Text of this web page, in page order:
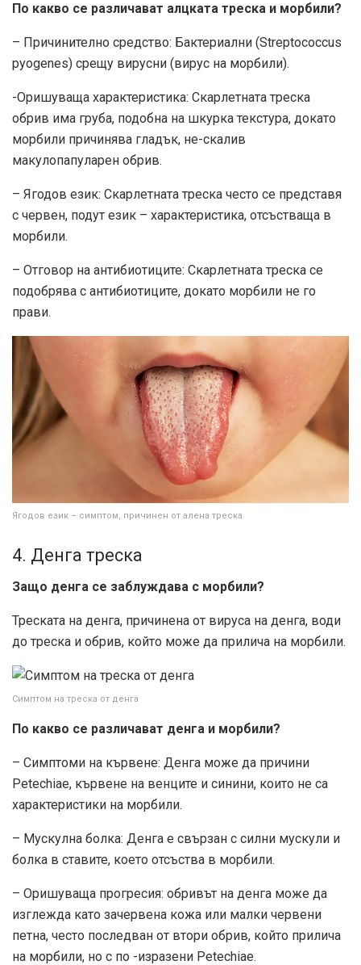
По какво се различават алцката треска и морбили?
– Причинително средство: Бактериални (Streptococcus
pyogenes) срещу вирусни (вирус на морбили).
-Оришуваща характеристика: Скарлетната треска
обрив има груба, подобна на шкурка текстура, докато
морбили причинява гладък, не-скалив
макулопапуларен обрив.
– Ягодов език: Скарлетната треска често се представя
с червен, подут език – характеристика, отсъстваща в
морбили.
– Отговор на антибиотиците: Скарлетната треска се
подобрява с антибиотиците, докато морбили не го
прави.
Ягодов език – симптом, причинен от алена треска
4. Денга треска
Защо денга се заблуждава с морбили?
Треската на денга, причинена от вируса на денга, води
до треска и обрив, който може да прилича на морбили.
Симптом на треска от денга
По какво се различават денга и морбили?
– Симптоми на кървене: Денга може да причини
Petechiae, кървене на венците и синини, които не са
характеристики на морбили.
– Мускулна болка: Денга е свързан с силни мускули и
болка в ставите, което отсъства в морбили.
– Оришуваща прогресия: обривът на денга може да
изглежда като зачервена кожа или малки червени
петна, често последван от втори обрив, който прилича
на морбили, но с по -изразени Petechiae.